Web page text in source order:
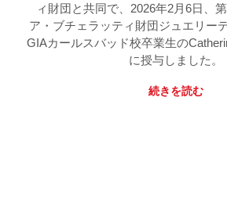
ィ財団と共同で、2026年2月6日、
ア・ブチェラッティ財団ジュエリー
GIAカールスバッド校卒業生の
に授与しました。
続きを読む